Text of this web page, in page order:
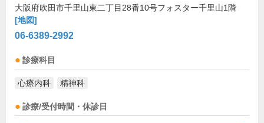
大阪府吹田市千里山東二丁目28番10号フォスター千里山1階
[地図]
06-6389-2992
診療科目
心療内科 精神科
診療/受付時間・休診日